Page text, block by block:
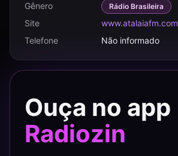
Gênero
Rádio Brasileira
Site
www.atalaiafm.com
Telefone
Não informado
Ouça no app
Radiozin